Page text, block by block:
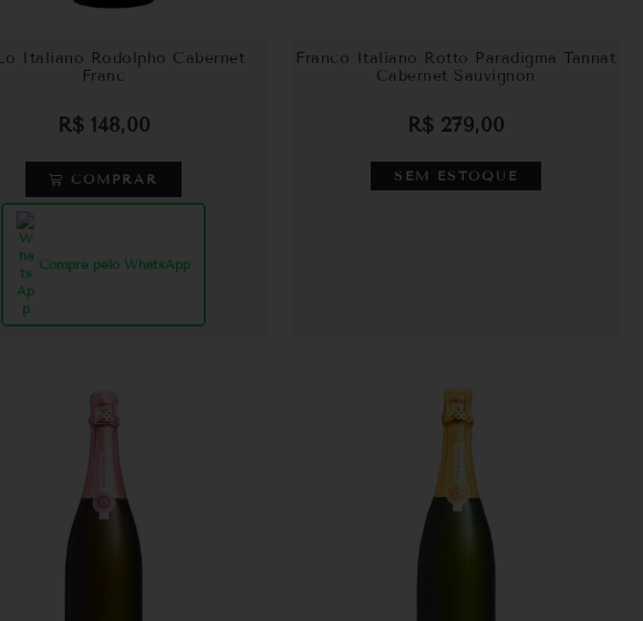
Italiano Rodolpho Cabernet
Franc
R$148,00
COMPRAR
Compre pelo WhatsApp
Franco Italiano Rotto Paradigma Tannat
Cabernet Sauvignon
R$279,00
SEM ESTOQUE